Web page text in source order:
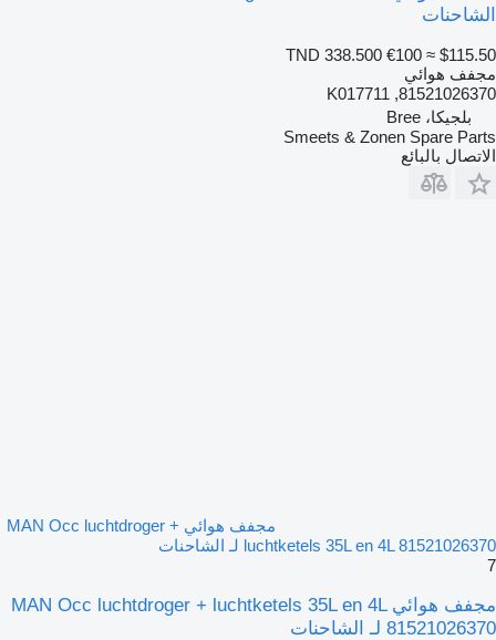
الشاحنات
TND 338.500 €100 ≈ $115.50
مجفف هوائي
81521026370, K017711
بلجيكا، Bree
Smeets & Zonen Spare Parts
الاتصال بالبائع
مجفف هوائي MAN Occ luchtdroger +
luchtketels 35L en 4L 81521026370 لـ الشاحنات
7
مجفف هوائي MAN Occ luchtdroger + luchtketels 35L en 4L
81521026370 لـ الشاحنات